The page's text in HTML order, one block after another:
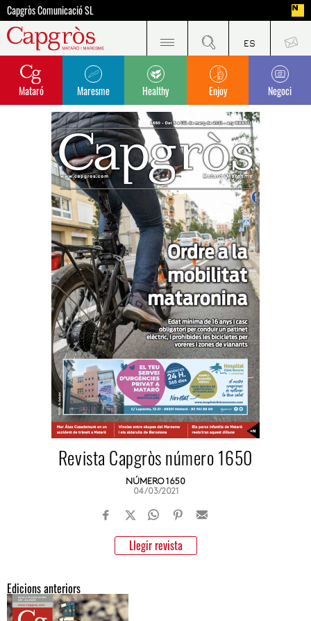
Capgròs Comunicació SL
Mataró Maresme Healthy Enjoy Negoci
Revista Capgròs número 1650
NÚMERO 1650
04/03/2021
Llegir revista
Edicions anteriors